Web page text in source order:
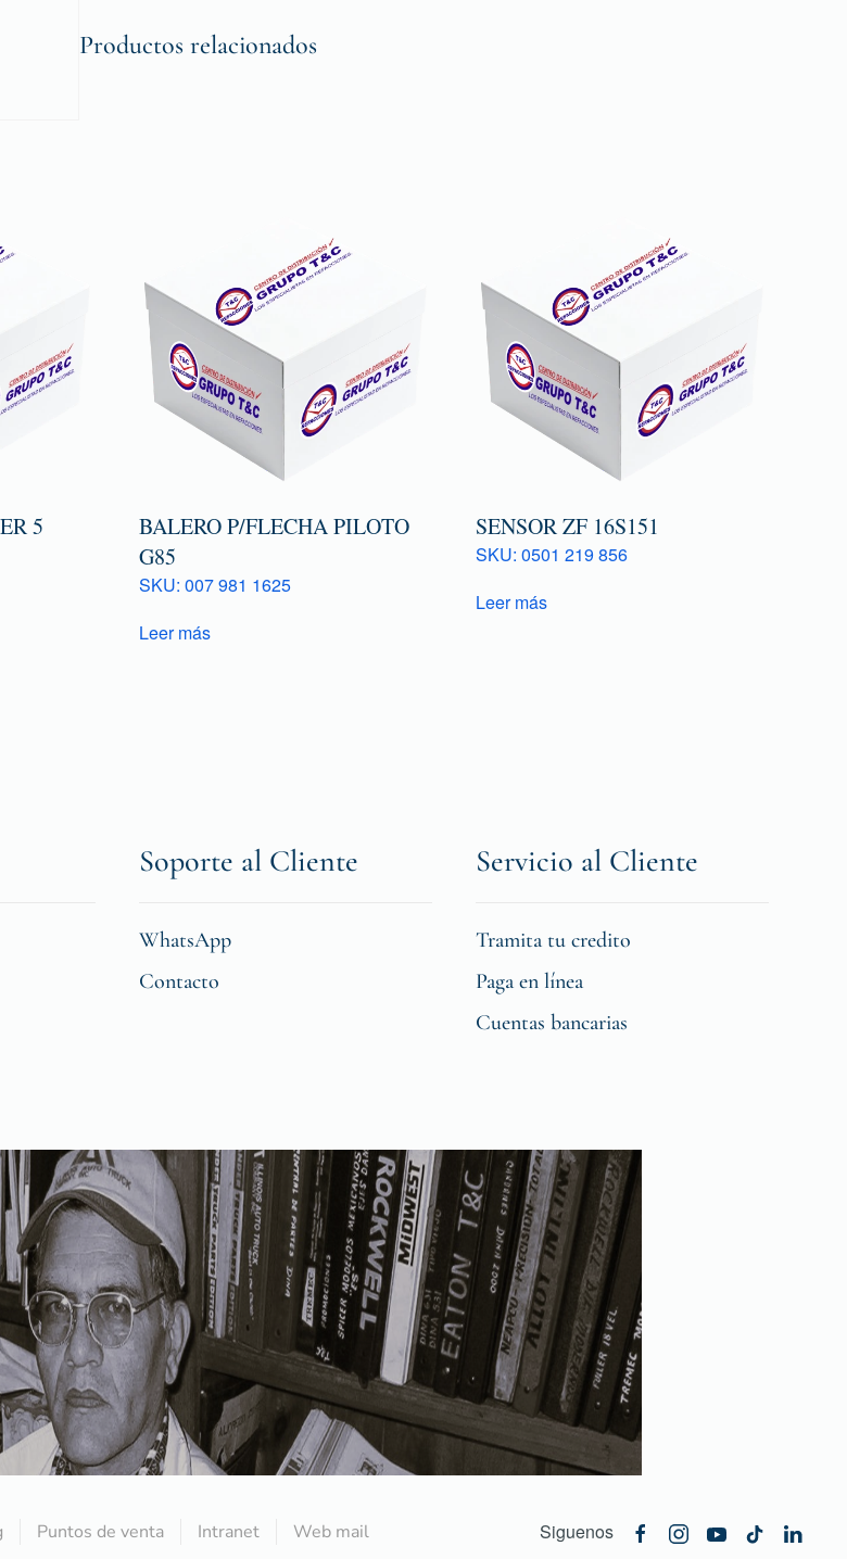
Productos relacionados
5
BALERO P/FLECHA PILOTO
G85
SKU: 007 981 1625
Leer más
SENSOR ZF 16S151
SKU: 0501 219 856
Leer más
Soporte al Cliente
WhatsApp
Contacto
Servicio al Cliente
Tramita tu credito
Paga en línea
Cuentas bancarias
Puntos de venta Intranet Web mail Siguenos